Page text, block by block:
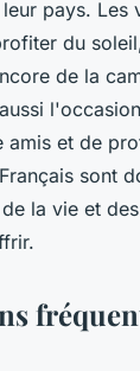
pays. Les
du
de la
amis et de
sont
la vie et